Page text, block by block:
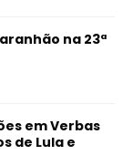
na 23ª
em Verbas
de Lula e